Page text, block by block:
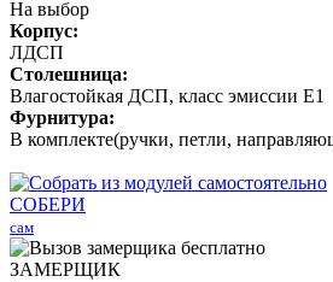
На выбор
Корпус:
ЛДСП
Столешница:
Влагостойкая ДСП, класс эмиссии Е1
Фурнитура:
В комплекте(ручки, петли,
СОБЕРИ
сам
ЗАМЕРЩИК